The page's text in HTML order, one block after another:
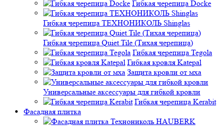
Гибкая черепица Docke
Гибкая черепица ТЕХНОНИКОЛЬ Shinglas
Гибкая черепица Quiet Tile (Тихая черепица)
Гибкая черепица Tegola
Гибкая кровля Katepal
Защита кровли от мха
Универсальные аксессуары для гибкой кровли
Гибкая черепица Kerabit
Фасадная плитка